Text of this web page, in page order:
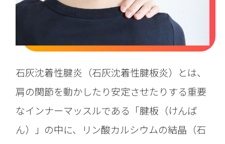
石灰沈着性腱炎（石灰沈着性腱板炎）とは、
肩の関節を動かしたり安定させたりする重要
なインナーマッスルである「腱板（けんば
ん）」の中に、リン酸カルシウムの結晶（石